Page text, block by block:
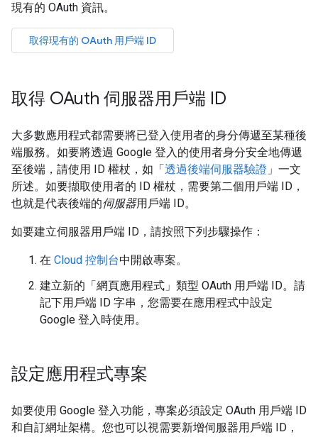
現有的 OAuth 資訊。
取得現有的 OAuth 用戶端 ID
取得 OAuth 伺服器用戶端 ID
大多數應用程式都需要將已登入使用者的身分傳遞至某種後
端服務。如要將透過 Google 登入的使用者身分安全地傳遞
至後端，請使用 ID 權杖，如「透過後端伺服器驗證 」一文
所述。如要擷取使用者的 ID 權杖，需要第二個用戶端 ID，
也就是代表後端的伺服器用戶端 ID。
如要建立伺服器用戶端 ID，請按照下列步驟操作：
在 Cloud 控制台中開啟專案。
建立新的「網頁應用程式」 類型 OAuth 用戶端 ID。請
記下用戶端 ID 字串，您需要在應用程式中設定
Google 登入時使用。
設定應用程式專案
如要使用 Google 登入功能，專案必須設定 OAuth 用戶端 ID
和自訂網址架構。您也可以視需要新增伺服器用戶端 ID，